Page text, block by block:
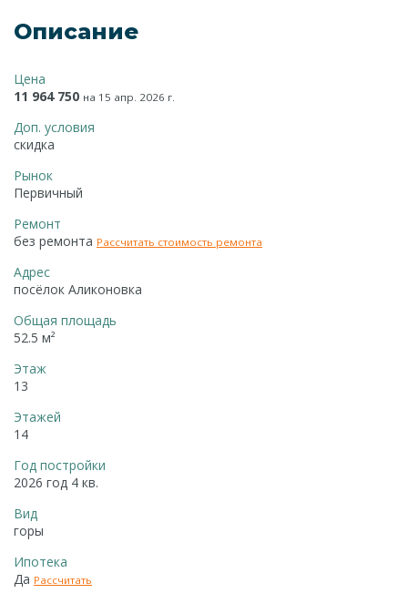
Описание
Цена
11 964 750 на 15 апр. 2026 г.
Доп. условия
скидка
Рынок
Первичный
Ремонт
без ремонта Рассчитать стоимость ремонта
Адрес
посёлок Аликоновка
Общая площадь
52.5 м²
Этаж
13
Этажей
14
Год постройки
2026 год 4 кв.
Вид
горы
Ипотека
Да Рассчитать